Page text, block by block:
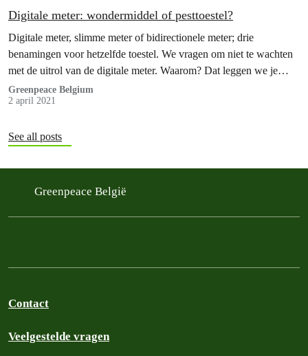
Digitale meter: wondermiddel of pesttoestel?
Digitale meter, slimme meter of bidirectionele meter; drie
benamingen voor hetzelfde toestel. We vragen om niet te wachten
met de uitrol van de digitale meter. Waarom? Dat leggen we je
graag even uit!
Greenpeace Belgium
2 april 2021
See all posts
Greenpeace België
Contact
Veelgestelde vragen